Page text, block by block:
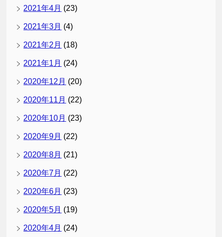
2021年4月 (23)
2021年3月 (4)
2021年2月 (18)
2021年1月 (24)
2020年12月 (20)
2020年11月 (22)
2020年10月 (23)
2020年9月 (22)
2020年8月 (21)
2020年7月 (22)
2020年6月 (23)
2020年5月 (19)
2020年4月 (24)